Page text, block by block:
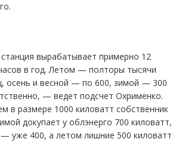
вырабатывает примерно 12
в год. Летом — полторы тысячи
осень и весной — по 600, зимой — 300
— ведет подсчет Охрименко.
в размере 1000 киловатт собственник
докупает у облэнерго 700 киловатт,
уже 400, а летом лишние 500 киловатт